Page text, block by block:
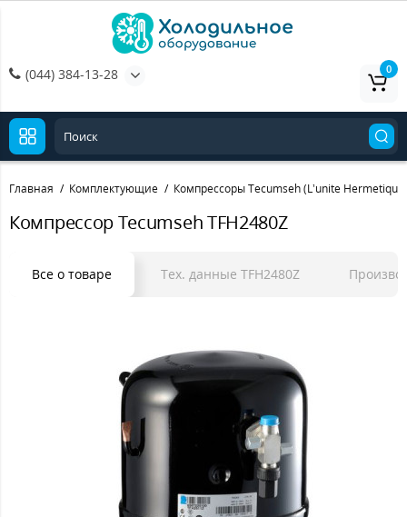
(044) 384-13-28 0
Главная Комплектующие Компрессоры Tecumseh (L’unite Hermetique)
Компрессор Tecumseh TFH2480Z
Все о товаре Тех. данные TFH2480Z